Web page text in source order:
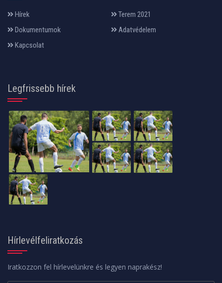
Hírek
Terem 2021
Dokumentumok
Adatvédelem
Kapcsolat
Legfrissebb hírek
Hírlevélfeliratkozás
Iratkozzon fel hírlevelünkre és legyen naprakész!